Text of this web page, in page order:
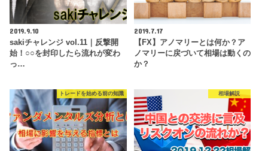
2019.9.10
sakiチャレンジ vol.11｜反撃開
始！○○を封印したら流れが変わ
っ…
2019.7.17
【FX】アノマリーとは何か？ア
ノマリーに戻づいて相場は動くの
か？
トレードを始める前の知識 相場解説